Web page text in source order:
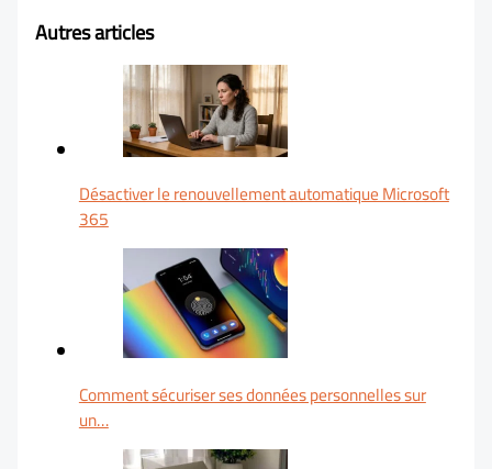
Autres articles
Désactiver le renouvellement automatique Microsoft
365
Comment sécuriser ses données personnelles sur
un…